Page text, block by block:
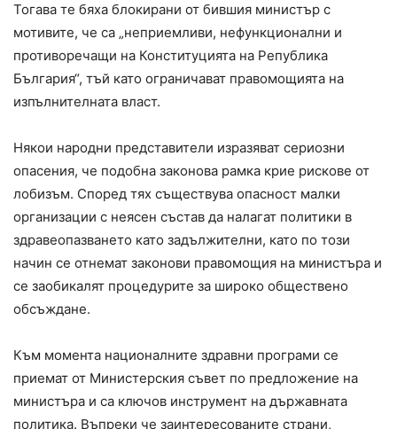
Тогава те бяха блокирани от бившия министър с
мотивите, че са „неприемливи, нефункционални и
противоречащи на Конституцията на Република
България“, тъй като ограничават правомощията на
изпълнителната власт.
Някои народни представители изразяват сериозни
опасения, че подобна законова рамка крие рискове от
лобизъм. Според тях съществува опасност малки
организации с неясен състав да налагат политики в
здравеопазването като задължителни, като по този
начин се отнемат законови правомощия на министъра и
се заобикалят процедурите за широко обществено
обсъждане.
Към момента националните здравни програми се
приемат от Министерския съвет по предложение на
министъра и са ключов инструмент на държавната
политика. Въпреки че заинтересованите страни,